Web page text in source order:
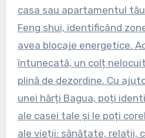
casa sau apartamentul
Feng shui, identificând
avea blocaje energetice.
întunecată, un colț
plină de dezordine. Cu
unei hărți Bagua, poți
ale casei tale și le poți
ale vieții: sănătate, relații,